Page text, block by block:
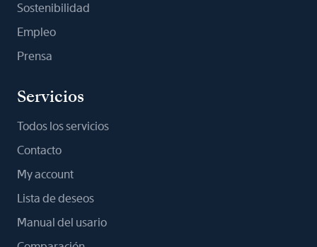
Sostenibilidad
Empleo
Prensa
Servicios
Todos los servicios
Contacto
My account
Lista de deseos
Manual del usario